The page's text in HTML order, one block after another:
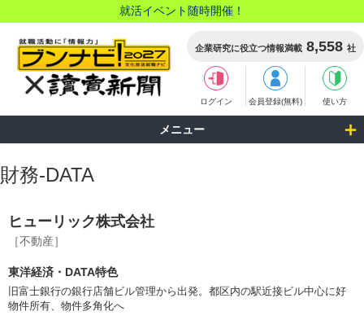
就活イベント随時開催！
企業研究に役立つ情報満載 8,558 社
ログイン 会員登録(無料) 使い方
メニュー
財務-DATA
ヒューリック株式会社
［不動産］
東洋経済・DATA特色
旧富士銀行の銀行店舗ビル管理から出発。都区内の駅近接ビル中心に好
物件所有、物件多角化へ